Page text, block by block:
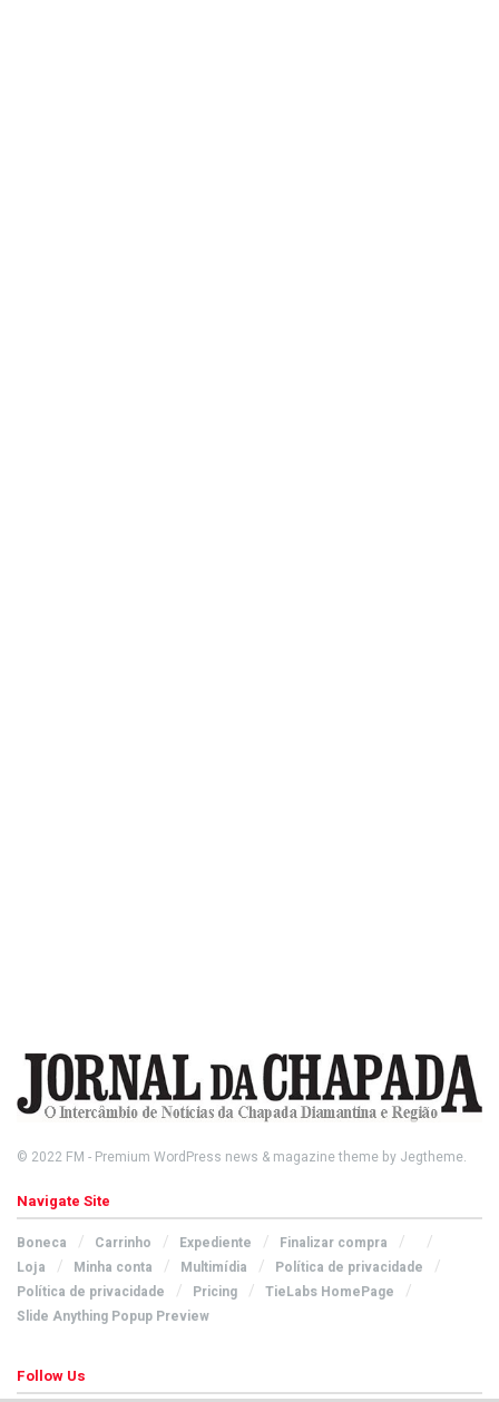
© 2022 FM - Premium WordPress news & magazine theme by Jegtheme.
Navigate Site
Boneca Carrinho Expediente
Finalizar compra
Loja
Minha conta Multimídia
Política de privacidade
Política de privacidade
Pricing
TieLabs HomePage
Slide Anything Popup Preview
Follow Us